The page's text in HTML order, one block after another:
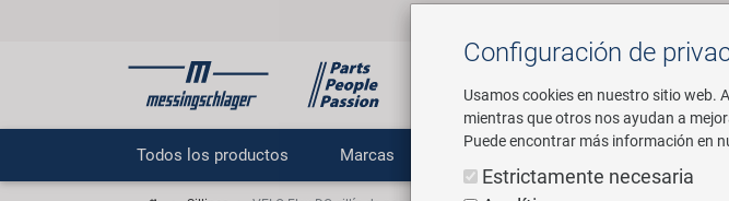
Todos los productos Marcas
Configuración de
Usamos cookies en nuestro sitio web.
mientras que otros nos ayudan a
Puede encontrar más información en
Estrictamente necesaria